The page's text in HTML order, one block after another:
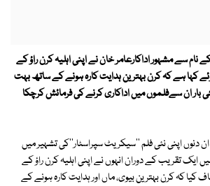
نام سے مشہور اداکارعامر خان نے اپنی اہلیہ کرن راؤ کے
کہا ہے کہ کرن بہترین ہدایت کارہ ہونے کے ساتھ بہت
بار ان سےفلموں میں اداکاری کرنے کی فرمائش کرچکا
ان دنوں اپنی نئی فلم ''سیکریٹ سپراسٹار''کی تشہیر میں
تقریب کے دوران انہوں نے اپنی اہلیہ کرن راؤ کے
کیا کہ کرن بہترین بیوی، ماں اور ہدایت کارہ ہونے کے